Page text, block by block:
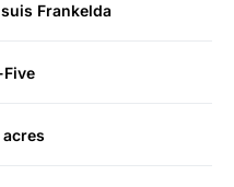
Frankelda